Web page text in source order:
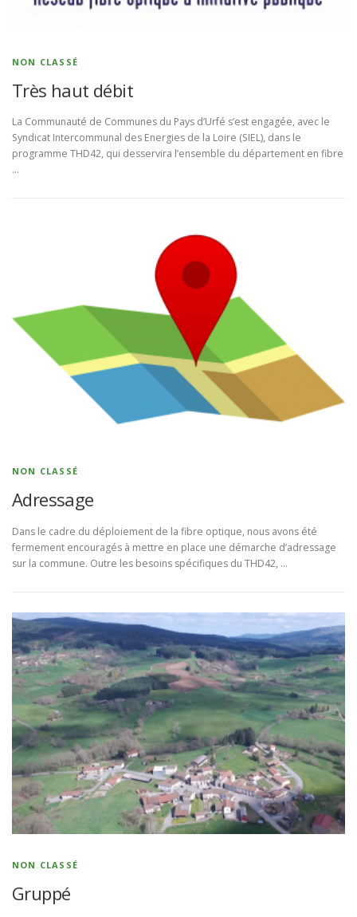
NON CLASSÉ
Très haut débit
La Communauté de Communes du Pays d’Urfé s’est engagée, avec le
Syndicat Intercommunal des Energies de la Loire (SIEL), dans le
programme THD42, qui desservira l’ensemble du département en fibre
…
NON CLASSÉ
Adressage
Dans le cadre du déploiement de la fibre optique, nous avons été
fermement encouragés à mettre en place une démarche d’adressage
sur la commune. Outre les besoins spécifiques du THD42, …
NON CLASSÉ
Gruppé